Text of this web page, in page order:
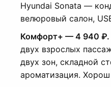
Hyundai Sonata —
велюровый салон,
Комфорт+ — 4 940 ₽.
двух взрослых
двух зон, складной
ароматизация.